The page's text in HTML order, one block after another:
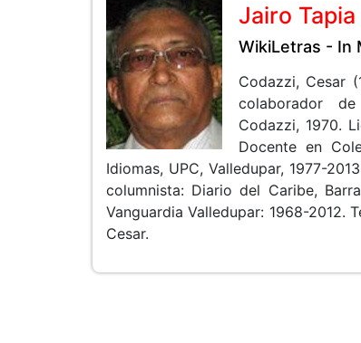
Jairo
WikiLetras - In
Codazzi, Cesar
colaborador de
Codazzi, 1970.
Docente en
Idiomas, UPC, Valledupar, 1977-
columnista: Diario del Caribe,
Vanguardia Valledupar: 1968-2012.
Cesar.